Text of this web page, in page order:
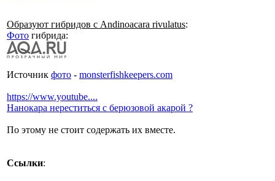
Образуют гибридов с Andinoacara rivulatus:
Фото гибрида:
Источник фото - monsterfishkeepers.com
https://www.youtube....
Нанокара нереститься с берюзовой акарой ?
По этому не стоит содержать их вместе.
Ссылки: